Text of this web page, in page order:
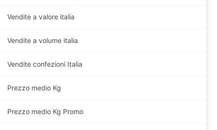
Vendite a valore italia
Vendite a volume italia
Vendite confezioni Italia
Prezzo medio Kg
Prezzo medio Kg Promo